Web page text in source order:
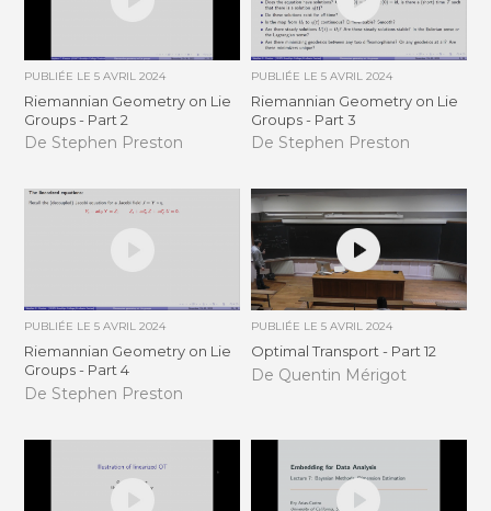
PUBLIÉE LE5 AVRIL 2024
Riemannian Geometry on Lie
Groups - Part 2
De Stephen Preston
PUBLIÉE LE 5 AVRIL 2024
Riemannian Geometry on Lie
Groups - Part 3
De Stephen Preston
PUBLIÉE LE5 AVRIL 2024
Riemannian Geometry on Lie
Groups - Part 4
De Stephen Preston
PUBLIÉE LE 5 AVRIL 2024
Optimal Transport - Part 12
De Quentin Mérigot